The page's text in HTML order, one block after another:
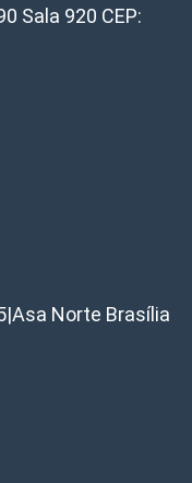
Sala 920 CEP:
Norte Brasília